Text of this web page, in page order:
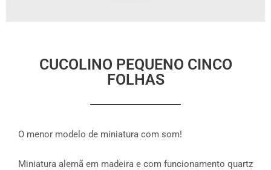
CUCOLINO PEQUENO CINCO
FOLHAS
O menor modelo de miniatura com som!
Miniatura alemã em madeira e com funcionamento quartz